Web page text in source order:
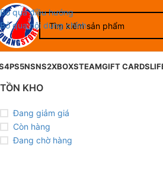
Bỏ qua điều hướng
Bỏ qua nội dung chính
PS5NSNS2XBOXSTEAMGIFT CARDS
TỒN KHO
Đang giảm giá
Còn hàng
Đang chờ hàng